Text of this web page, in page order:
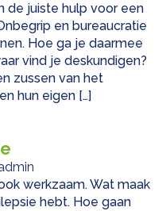
de juiste hulp voor een
en bureaucratie
Hoe ga je daarmee
vind je deskundigen?
zussen van het
hun eigen […]
werkzaam. Wat maak
hebt. Hoe gaan